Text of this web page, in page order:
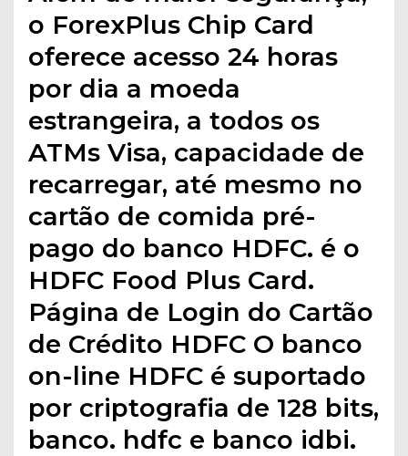
o ForexPlus Chip Card
oferece acesso 24 horas
por dia a moeda
estrangeira, a todos os
ATMs Visa, capacidade de
recarregar, até mesmo no
cartão de comida pré-
pago do banco HDFC. é o
HDFC Food Plus Card.
Página de Login do Cartão
de Crédito HDFC O banco
on-line HDFC é suportado
por criptografia de 128 bits,
banco. hdfc e banco idbi.